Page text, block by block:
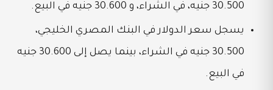
30.500 جنيه، في الشراء، و
30.600 جنيه في البيع.
يسجل سعر الدولار في البنك المصري الخليجي،
30.500 جنيه في الشراء، بينما يصل إلى 30.600 جنيه
في البيع.